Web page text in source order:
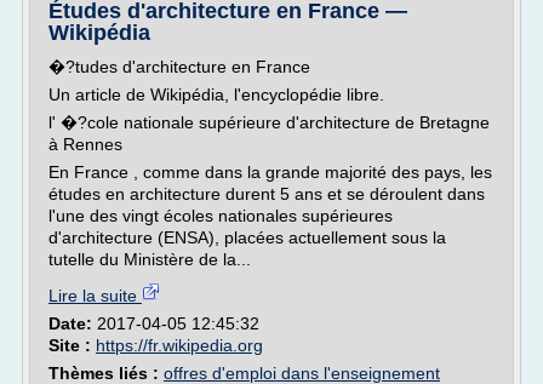
Études d'architecture en France —
Wikipédia
�?tudes d'architecture en France
Un article de Wikipédia, l'encyclopédie libre.
l' �?cole nationale supérieure d'architecture de Bretagne
à Rennes
En France , comme dans la grande majorité des pays, les
études en architecture durent 5 ans et se déroulent dans
l'une des vingt écoles nationales supérieures
d'architecture (ENSA), placées actuellement sous la
tutelle du Ministère de la...
Lire la suite
Date: 2017-04-05 12:45:32
Site : https://fr.wikipedia.org
Thèmes liés : offres d'emploi dans l'enseignement